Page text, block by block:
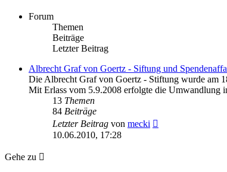
Forum
Themen
Beiträge
Letzter Beitrag
Albrecht Graf von Goertz - Siftung und
Die Albrecht Graf von Goertz - Stiftung wurde am
Mit Erlass vom 5.9.2008 erfolgte die Umwandlung
13 Themen
84 Beiträge
Letzter Beitrag von mecki
10.06.2010, 17:28
Gehe zu